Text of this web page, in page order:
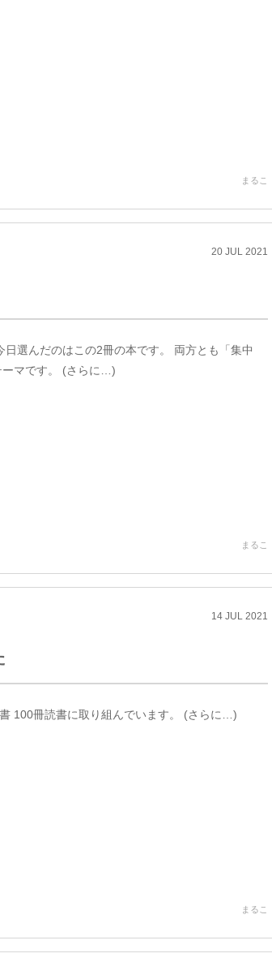
まるこ
20 JUL 2021
日選んだのはこの2冊の本です。 両方とも「集中
ーマです。 (さらに…)
まるこ
14 JUL 2021
100冊読書に取り組んでいます。 (さらに…)
まるこ